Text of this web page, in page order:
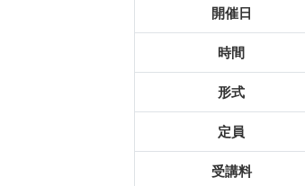
開催日
時間
形式
定員
受講料